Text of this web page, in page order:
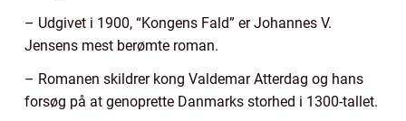
– Udgivet i 1900, “Kongens Fald” er Johannes V.
Jensens mest berømte roman.
– Romanen skildrer kong Valdemar Atterdag og hans
forsøg på at genoprette Danmarks storhed i 1300-tallet.